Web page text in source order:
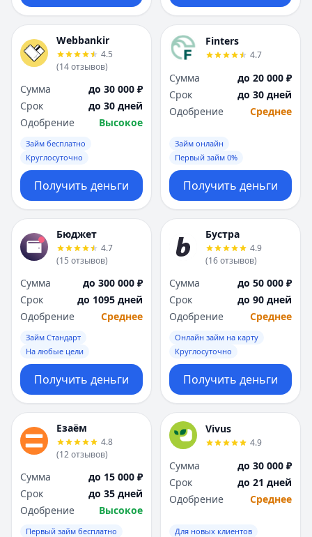
Webbankir
4.5
(14отзывов)
Сумма
до 30 000 ₽
Срок
до 30 дней
Одобрение
Высокое
Займ бесплатно
Круглосуточно
Получить деньги
Finters
4.7
Сумма
до 20 000 ₽
Срок
до 30 дней
Одобрение
Среднее
Займ онлайн
Первый займ 0%
Получить деньги
Бюджет
4.7
(15 отзывов)
Сумма
до 300 000 ₽
Срок
до 1095 дней
Одобрение
Среднее
Займ Стандарт
На любые цели
Получить деньги
Бустра
4.9
(16отзывов)
Сумма
до 50 000 ₽
Срок
до 90 дней
Одобрение
Среднее
Онлайн займ на карту
Круглосуточно
Получить деньги
Езаём
4.8
(12отзывов)
Сумма
до 15 000 ₽
Срок
до 35 дней
Одобрение
Высокое
Первый займ бесплатно
Vivus
4.9
Сумма
до 30 000 ₽
Срок
до 21 дней
Одобрение
Среднее
Для новых клиентов